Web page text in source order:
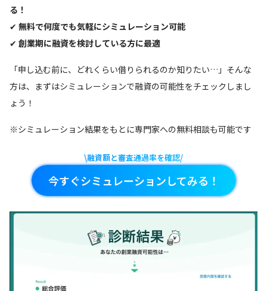
る！
✔ 無料で何度でも気軽にシミュレーション可能
✔ 創業期に融資を検討している方に最適
「申し込む前に、どれくらい借りられるのか知りたい…」そんな
方は、まずはシミュレーションで融資の可能性をチェックしまし
ょう！
※シミュレーション結果をもとに専門家への無料相談も可能です
\融資額と審査通過率を確認/
今すぐシミュレーションしてみる！